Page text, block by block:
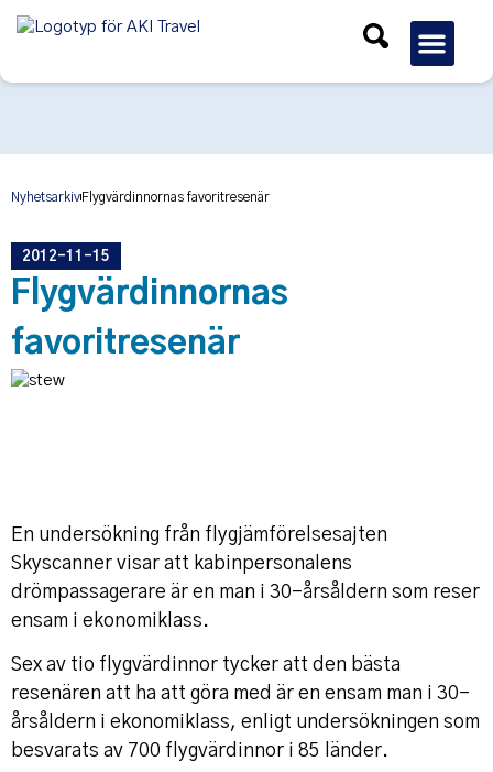
Nyhetsarkiv Flygvärdinnornas favoritresenär
2012-11-15
Flygvärdinnornas
favoritresenär
En undersökning från flygjämförelsesajten
Skyscanner visar att kabinpersonalens
drömpassagerare är en man i 30-årsåldern som reser
ensam i ekonomiklass.
Sex av tio flygvärdinnor tycker att den bästa
resenären att ha att göra med är en ensam man i 30-
årsåldern i ekonomiklass, enligt undersökningen som
besvarats av 700 flygvärdinnor i 85 länder.